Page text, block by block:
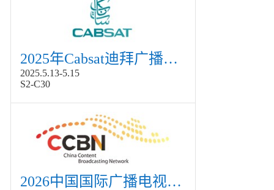
2025年Cabsat迪拜广播电视展
2025.5.13-5.15
S2-C30
2026中国国际广播电视信息网络展览会展